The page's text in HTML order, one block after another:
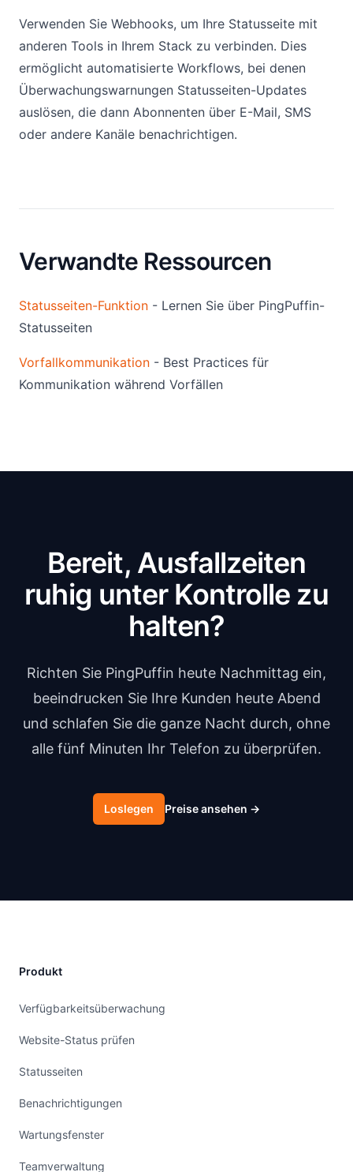
Verwenden Sie Webhooks, um Ihre Statusseite mit
anderen Tools in Ihrem Stack zu verbinden. Dies
ermöglicht automatisierte Workflows, bei denen
Überwachungswarnungen Statusseiten-Updates
auslösen, die dann Abonnenten über E-Mail, SMS
oder andere Kanäle benachrichtigen.
Verwandte Ressourcen
Statusseiten-Funktion - Lernen Sie über PingPuffin-
Statusseiten
Vorfallkommunikation - Best Practices für
Kommunikation während Vorfällen
Bereit, Ausfallzeiten
ruhig unter Kontrolle zu
halten?
Richten Sie PingPuffin heute Nachmittag ein,
beeindrucken Sie Ihre Kunden heute Abend
und schlafen Sie die ganze Nacht durch, ohne
alle fünf Minuten Ihr Telefon zu überprüfen.
Loslegen Preise ansehen →
Produkt
Verfügbarkeitsüberwachung
Website-Status prüfen
Statusseiten
Benachrichtigungen
Wartungsfenster
Teamverwaltung